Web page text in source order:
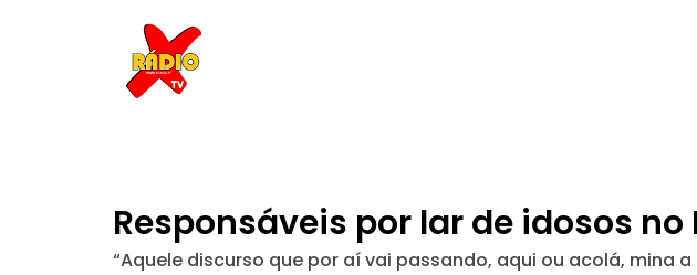
Responsáveis por lar de idosos
“Aquele discurso que por aí vai passando, aqui ou acolá,